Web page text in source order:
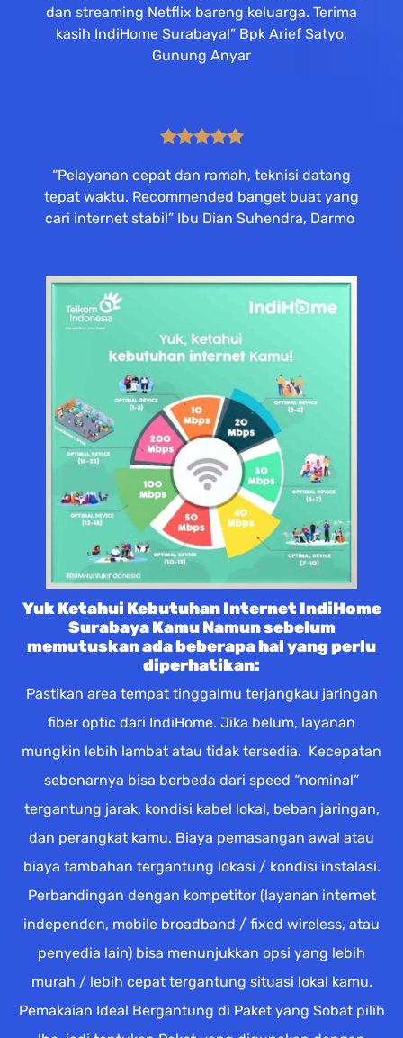
dan streaming Netflix bareng keluarga. Terima
kasih IndiHome Surabaya!” Bpk Arief Satyo,
Gunung Anyar
“Pelayanan cepat dan ramah, teknisi datang
tepat waktu. Recommended banget buat yang
cari internet stabil” Ibu Dian Suhendra, Darmo
Yuk Ketahui Kebutuhan Internet IndiHome
Surabaya Kamu Namun sebelum
memutuskan ada beberapa hal yang perlu
diperhatikan:
Pastikan area tempat tinggalmu terjangkau jaringan
fiber optic dari IndiHome. Jika belum, layanan
mungkin lebih lambat atau tidak tersedia. Kecepatan
sebenarnya bisa berbeda dari speed “nominal”
tergantung jarak, kondisi kabel lokal, beban jaringan,
dan perangkat kamu. Biaya pemasangan awal atau
biaya tambahan tergantung lokasi / kondisi instalasi.
Perbandingan dengan kompetitor (layanan internet
independen, mobile broadband / fixed wireless, atau
penyedia lain) bisa menunjukkan opsi yang lebih
murah / lebih cepat tergantung situasi lokal kamu.
Pemakaian Ideal Bergantung di Paket yang Sobat pilih